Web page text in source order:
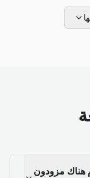
هناك مزودون